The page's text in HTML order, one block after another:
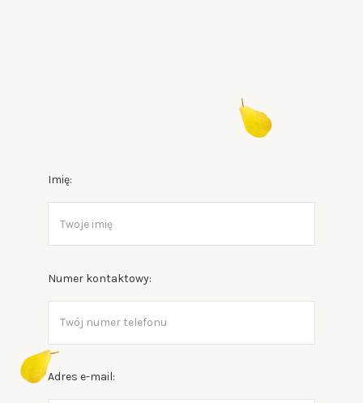
Imię:
Numer kontaktowy:
Adres e-mail: